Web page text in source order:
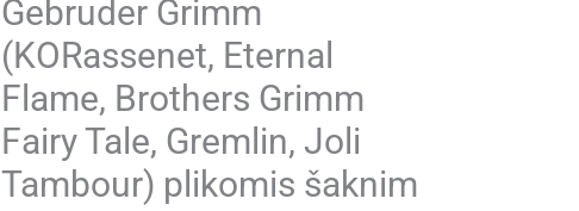
Gebruder Grimm
(KORassenet, Eternal
Flame, Brothers Grimm
Fairy Tale, Gremlin, Joli
Tambour) plikomis šaknim